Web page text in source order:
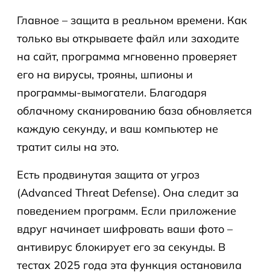
Главное – защита в реальном времени. Как
только вы открываете файл или заходите
на сайт, программа мгновенно проверяет
его на вирусы, трояны, шпионы и
программы-вымогатели. Благодаря
облачному сканированию база обновляется
каждую секунду, и ваш компьютер не
тратит силы на это.
Есть продвинутая защита от угроз
(Advanced Threat Defense). Она следит за
поведением программ. Если приложение
вдруг начинает шифровать ваши фото –
антивирус блокирует его за секунды. В
тестах 2025 года эта функция остановила